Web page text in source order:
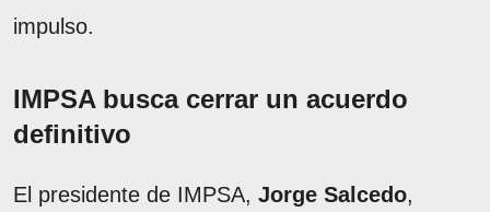
impulso.
IMPSA busca cerrar un acuerdo
definitivo
El presidente de IMPSA, Jorge Salcedo,